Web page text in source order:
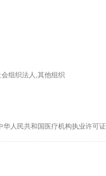
组织法人,其他组织
人民共和国医疗机构执业许可证